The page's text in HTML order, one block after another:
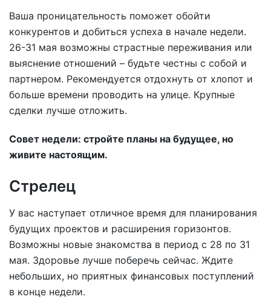
Ваша проницательность поможет обойти
конкурентов и добиться успеха в начале недели.
26-31 мая возможны страстные переживания или
выяснение отношений – будьте честны с собой и
партнером. Рекомендуется отдохнуть от хлопот и
больше времени проводить на улице. Крупные
сделки лучше отложить.
Совет недели: стройте планы на будущее, но
живите настоящим.
Стрелец
У вас наступает отличное время для планирования
будущих проектов и расширения горизонтов.
Возможны новые знакомства в период с 28 по 31
мая. Здоровье лучше поберечь сейчас. Ждите
небольших, но приятных финансовых поступлений
в конце недели.